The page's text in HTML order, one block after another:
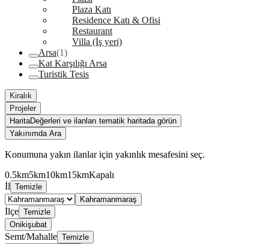
Plaza Katı
Residence Katı & Ofisi
Restaurant
Villa (İş yeri)
Arsa(1)
Kat Karşılığı Arsa
Turistik Tesis
Kiralık
Projeler
HaritaDeğerleri ve ilanları tematik haritada görün
Yakınımda Ara
Konumuna yakın ilanlar için yakınlık mesafesini seç.
0.5km5km10km15kmKapalı
İl Temizle
Kahramanmaraş
İlçe Temizle
Onikişubat
Semt/Mahalle Temizle